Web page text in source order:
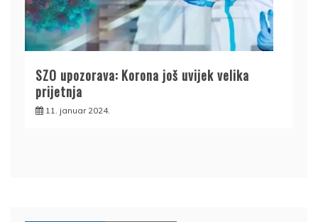
SZO upozorava: Korona još uvijek velika
prijetnja
11. januar 2024.